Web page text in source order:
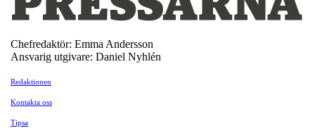
Chefredaktör: Emma Andersson
Ansvarig utgivare: Daniel Nyhlén
Redaktionen
Kontakta oss
Tipsa